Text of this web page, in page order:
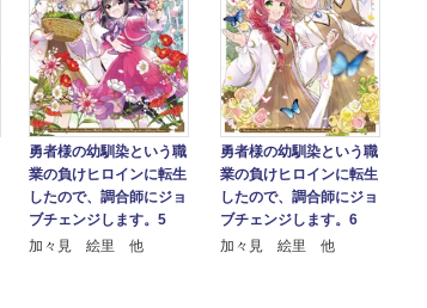
勇者様の幼馴染という職
業の負けヒロインに転生
したので、調合師にジョ
ブチェンジします。5
加々見 絵里 他
勇者様の幼馴染という職
業の負けヒロインに転生
したので、調合師にジョ
ブチェンジします。6
加々見 絵里 他